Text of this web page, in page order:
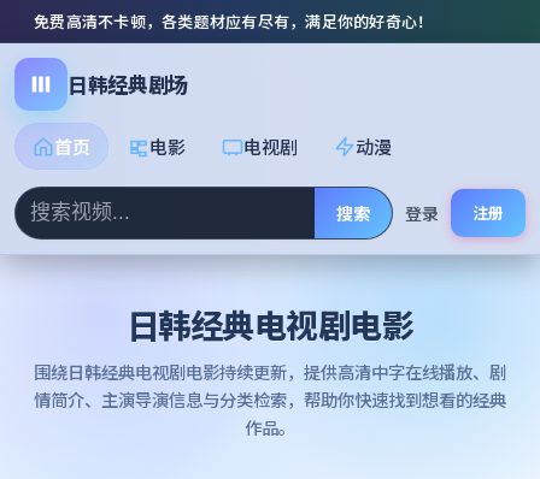
免费高清不卡顿，各类题材应有尽有，满足你的好奇心！
日韩经典剧场
首页 电影 电视剧 动漫
搜索 登录 注册
日韩经典电视剧电影
围绕日韩经典电视剧电影持续更新，提供高清中字在线播放、剧
情简介、主演导演信息与分类检索，帮助你快速找到想看的经典
作品。